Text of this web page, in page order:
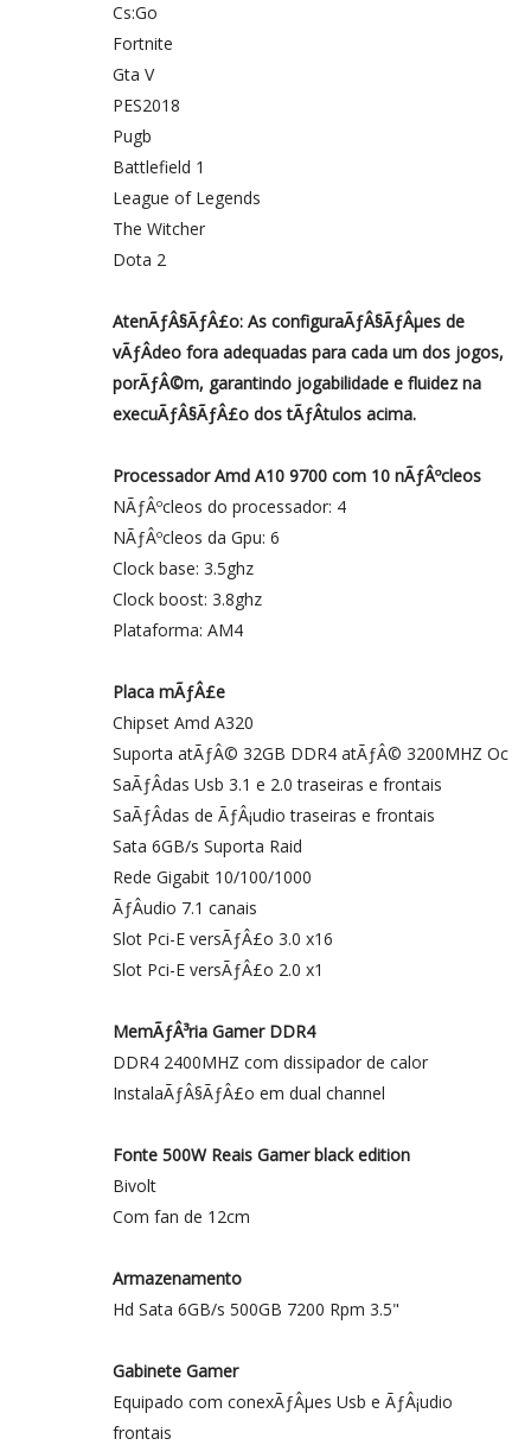
Cs:Go
Fortnite
Gta V
PES2018
Pugb
Battlefield 1
League of Legends
The Witcher
Dota 2
AtenÃƒÂ§ÃƒÂ£o: As configuraÃƒÂ§ÃƒÂµes de
vÃƒÂ­deo fora adequadas para cada um dos jogos,
porÃƒÂ©m, garantindo jogabilidade e fluidez na
execuÃƒÂ§ÃƒÂ£o dos tÃƒÂ­tulos acima.
Processador Amd A10 9700 com 10 nÃƒÂºcleos
NÃƒÂºcleos do processador: 4
NÃƒÂºcleos da Gpu: 6
Clock base: 3.5ghz
Clock boost: 3.8ghz
Plataforma: AM4
Placa mÃƒÂ£e
Chipset Amd A320
Suporta atÃƒÂ© 32GB DDR4 atÃƒÂ© 3200MHZ Oc
SaÃƒÂ­das Usb 3.1 e 2.0 traseiras e frontais
SaÃƒÂ­das de ÃƒÂ¡udio traseiras e frontais
Sata 6GB/s Suporta Raid
Rede Gigabit 10/100/1000
ÃƒÂudio 7.1 canais
Slot Pci-E versÃƒÂ£o 3.0 x16
Slot Pci-E versÃƒÂ£o 2.0 x1
MemÃƒÂ³ria Gamer DDR4
DDR4 2400MHZ com dissipador de calor
InstalaÃƒÂ§ÃƒÂ£o em dual channel
Fonte 500W Reais Gamer black edition
Bivolt
Com fan de 12cm
Armazenamento
Hd Sata 6GB/s 500GB 7200 Rpm 3.5"
Gabinete Gamer
Equipado com conexÃƒÂµes Usb e ÃƒÂ¡udio
frontais